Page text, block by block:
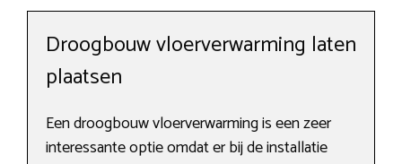
Droogbouw vloerverwarming laten
plaatsen
Een droogbouw vloerverwarming is een zeer
interessante optie omdat er bij de installatie